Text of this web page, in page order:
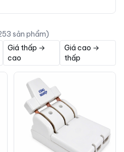
sản phẩm)
Giá thấp →
cao
Giá cao →
thấp